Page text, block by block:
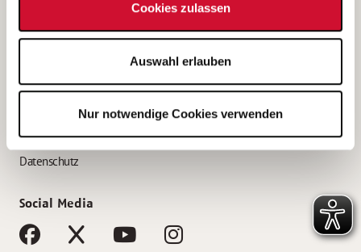
Cookies zulassen
Auswahl erlauben
Nur notwendige Cookies verwenden
Bewerbung als Erzieher*in
AWO Gliederungen nach Bundesland
Impressum
Datenschutz
Social Media